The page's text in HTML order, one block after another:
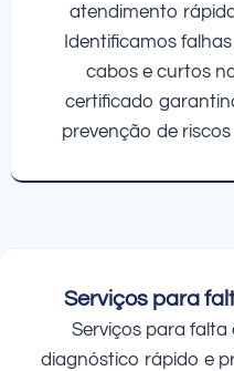
atendimento
Identificamos
cabos e curtos
certificado
prevenção de
Serviços para
Serviços para falta
diagnóstico rápido e